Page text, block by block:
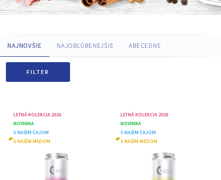
NAJNOVŠIE NAJOBĽÚBENEJŠIE ABECEDNE
FILTER
LETNÁ KOLEKCIA 2026
NOVINKA
S NAŠÍM ČAJOM
S NAŠÍM MEDOM
LETNÁ KOLEKCIA 2026
NOVINKA
S NAŠÍM ČAJOM
S NAŠÍM MEDOM